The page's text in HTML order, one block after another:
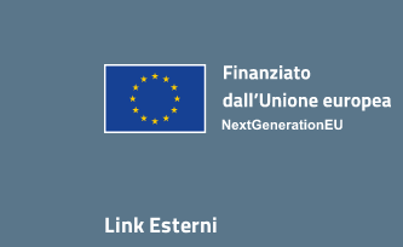
Link Esterni